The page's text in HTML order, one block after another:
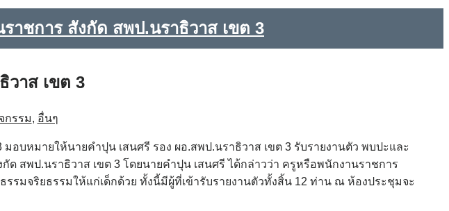
าชการ สังกัด สพป.นราธิวาส เขต 3
วาส เขต 3
กรรม, อื่นๆ
อบหมายให้นายคำปุน เสนศรี รอง ผอ.สพป.นราธิวาส เขต 3 รับรายงานตัว พบปะและ
สพป.นราธิวาส เขต 3 โดยนายคำปุน เสนศรี ได้กล่าวว่า ครูหรือพนักงานราชการ
มจริยธรรมให้แก่เด็กด้วย ทั้งนี้มีผู้ที่เข้ารับรายงานตัวทั้งสิ้น 12 ท่าน ณ ห้องประชุมจะ